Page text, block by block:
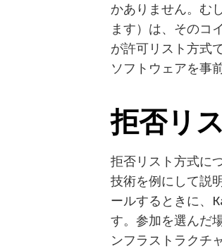
かありません。む
ます）は、そのコ
が許可リスト方式
ソフトウェアを事
拒否リ
拒否リスト方式に
技術を例にして説
ールするときに、
す。参加を選んだ
ンフラストラクチ